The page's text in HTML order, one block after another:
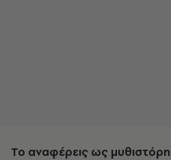
Το αναφέρεις ως